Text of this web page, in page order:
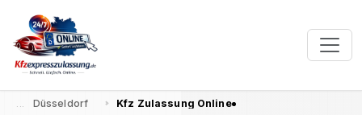
Düsseldorf Kfz Zulassung Online